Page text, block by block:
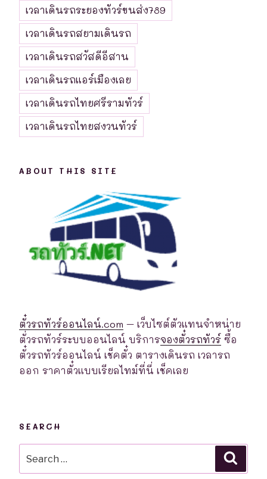
เวลาเดินรถระยองทัวร์ขนส่ง789
เวลาเดินรถสยามเดินรถ
เวลาเดินรถสวัสดีอีสาน
เวลาเดินรถแอร์เมืองเลย
เวลาเดินรถไทยศรีรามทัวร์
เวลาเดินรถไทยสงวนทัวร์
ABOUT THIS SITE
ตั๋วรถทัวร์ออนไลน์.com – เว็บไซต์ตัวแทนจำหน่าย
ตั่วรถทัวร์ระบบออนไลน์ บริการจองตั๋วรถทัวร์ ซื้อ
ตั๋วรถทัวร์ออนไลน์ เช็คตั๋ว ตารางเดินรถ เวลารถ
ออก ราคาตั๋วแบบเรียลไทม์ที่นี่ เช็คเลย
SEARCH
for: